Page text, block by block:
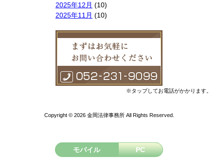
2025年12月 (10)
2025年11月 (10)
2025年8月(9)
2025年7月(10)
2025年6月(10)
2025年5月(10)
2025年4月(10)
2025年1月(8)
2024年10月 (11)
※タップしてお電話がかかります。
Copyright © 2026 金岡法律事務所 All Rights Reserved.
モバイル PC